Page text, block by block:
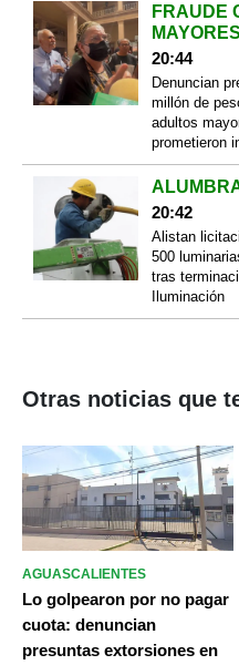
FRAUDE
MAYORES
20:44
Denuncian
millón de
adultos
prometieron
20:42
Alistan
500
tras
Iluminación
Otras noticias que
AGUASCALIENTES
Lo golpearon por no pagar
cuota: denuncian
presuntas extorsiones en